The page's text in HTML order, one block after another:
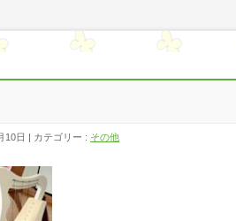
10日 カテゴリー : その他